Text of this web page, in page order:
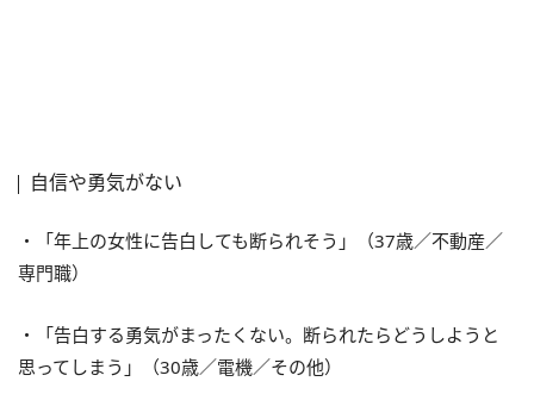
自信や勇気がない
・「年上の女性に告白しても断られそう」（37歳／不動産／
専門職）
・「告白する勇気がまったくない。断られたらどうしようと
思ってしまう」（30歳／電機／その他）